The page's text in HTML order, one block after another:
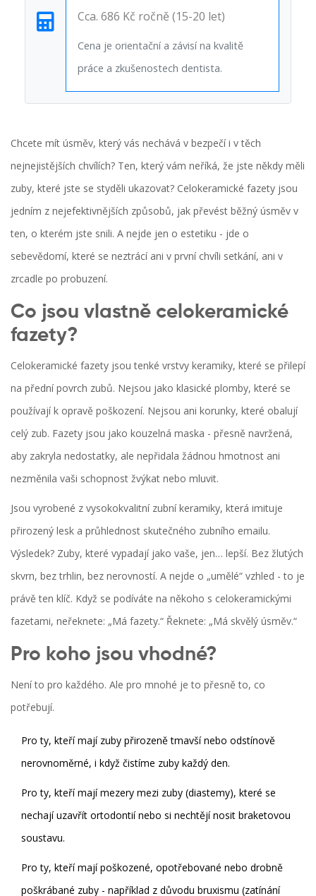
Cca. 686 Kč ročně (15-20 let)
Cena je orientační a závisí na kvalitě
práce a zkušenostech dentista.
Chcete mít úsměv, který vás nechává v bezpečí i v těch
nejnejistějších chvílích? Ten, který vám neříká, že jste někdy měli
zuby, které jste se styděli ukazovat? Celokeramické fazety jsou
jedním z nejefektivnějších způsobů, jak převést běžný úsměv v
ten, o kterém jste snili. A nejde jen o estetiku - jde o
sebevědomí, které se neztrácí ani v první chvíli setkání, ani v
zrcadle po probuzení.
Co jsou vlastně celokeramické
fazety?
Celokeramické fazety jsou tenké vrstvy keramiky, které se přilepí
na přední povrch zubů. Nejsou jako klasické plomby, které se
používají k opravě poškození. Nejsou ani korunky, které obalují
celý zub. Fazety jsou jako kouzelná maska - přesně navržená,
aby zakryla nedostatky, ale nepřidala žádnou hmotnost ani
nezměnila vaši schopnost žvýkat nebo mluvit.
Jsou vyrobené z vysokokvalitní zubní keramiky, která imituje
přirozený lesk a průhlednost skutečného zubního emailu.
Výsledek? Zuby, které vypadají jako vaše, jen… lepší. Bez žlutých
skvrn, bez trhlin, bez nerovností. A nejde o „umělé“ vzhled - to je
právě ten klíč. Když se podíváte na někoho s celokeramickými
fazetami, neřeknete: „Má fazety.“ Řeknete: „Má skvělý úsměv.“
Pro koho jsou vhodné?
Není to pro každého. Ale pro mnohé je to přesně to, co
potřebují.
Pro ty, kteří mají zuby přirozeně tmavší nebo odstínově
nerovnoměrné, i když čistíme zuby každý den.
Pro ty, kteří mají mezery mezi zuby (diastemy), které se
nechají uzavřít ortodontií nebo si nechtějí nosit braketovou
soustavu.
Pro ty, kteří mají poškozené, opotřebované nebo drobně
poškrábané zuby - například z důvodu bruxismu (zatínání